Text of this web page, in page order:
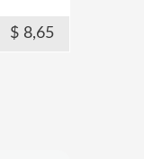
8,65